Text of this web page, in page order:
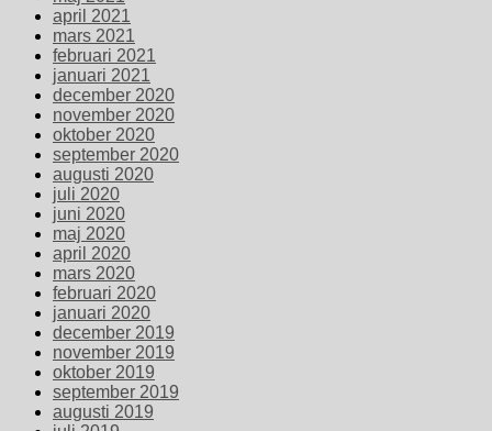
april 2021
mars 2021
februari 2021
januari 2021
december 2020
november 2020
oktober 2020
september 2020
augusti 2020
juli 2020
juni 2020
maj 2020
april 2020
mars 2020
februari 2020
januari 2020
december 2019
november 2019
oktober 2019
september 2019
augusti 2019